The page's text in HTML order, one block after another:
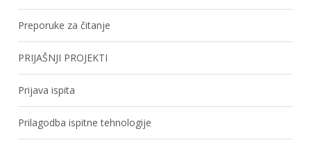
Preporuke za čitanje
PRIJAŠNJI PROJEKTI
Prijava ispita
Prilagodba ispitne tehnologije